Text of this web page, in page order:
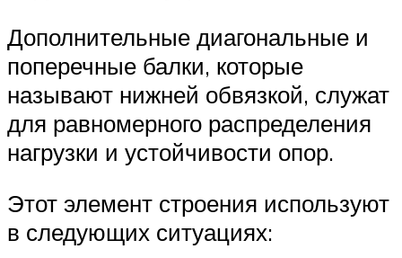
Дополнительные диагональные и
поперечные балки, которые
называют нижней обвязкой, служат
для равномерного распределения
нагрузки и устойчивости опор.
Этот элемент строения используют
в следующих ситуациях: